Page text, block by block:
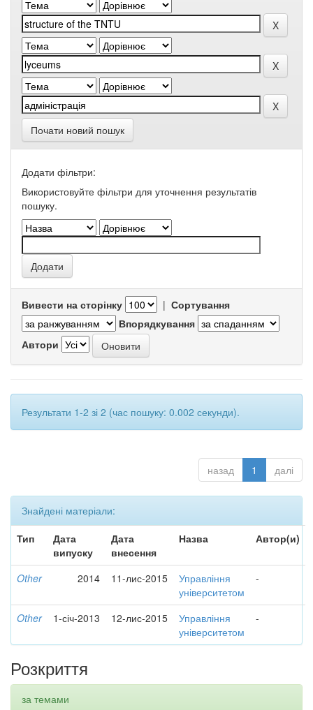
Почати новий пошук
Додати фільтри:
Використовуйте фільтри для уточнення результатів
пошуку.
Вивести на сторінку | Сортування
Впорядкування
Автори
Результати 1-2 зі 2 (час пошуку: 0.002 секунди).
назад 1 далі
Знайдені матеріали:
Тип
Дата
випуску
Дата
внесення
Назва Автор(и)
Other 2014 11-лис-2015
Управління
університетом
-
Other 1-січ-2013 12-лис-2015
Управління
університетом
-
Розкриття
за темами